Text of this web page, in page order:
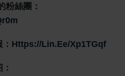
粉絲團：
Https://lin.ee/xp1TGqf